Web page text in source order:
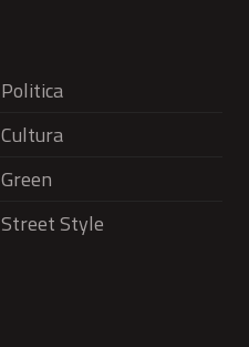
Politica
Cultura
Green
Street Style